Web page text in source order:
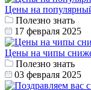
Цены на
Полезно знать
17 февраля 2025
Цены на чипы
Полезно знать
03 февраля 2025